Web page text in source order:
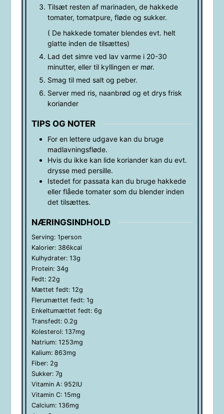
Tilsæt resten af marinaden, de hakkede
tomater, tomatpure, fløde og sukker.
( De hakkede tomater blendes evt. helt
glatte inden de tilsættes)
Lad det simre ved lav varme i 20-30
minutter, eller til kyllingen er mør.
Smag til med salt og peber.
Server med ris, naanbrød og et drys frisk
koriander
TIPS OG NOTER
For en lettere udgave kan du bruge
madlavningsfløde.
Hvis du ikke kan lide koriander kan du evt.
drysse med persille.
Istedet for passata kan du bruge hakkede
eller flåede tomater som du blender inden
det tilsættes.
NÆRINGSINDHOLD
Serving: 1person
Kalorier: 386kcal
Kulhydrater: 13g
Protein: 34g
Fedt: 22g
Mættet fedt: 12g
Flerumættet fedt: 1g
Enkeltumættet fedt: 6g
Transfedt: 0.2g
Kolesterol: 137mg
Natrium: 1253mg
Kalium: 863mg
Fiber: 2g
Sukker: 7g
Vitamin A: 952IU
Vitamin C: 15mg
Calcium: 136mg